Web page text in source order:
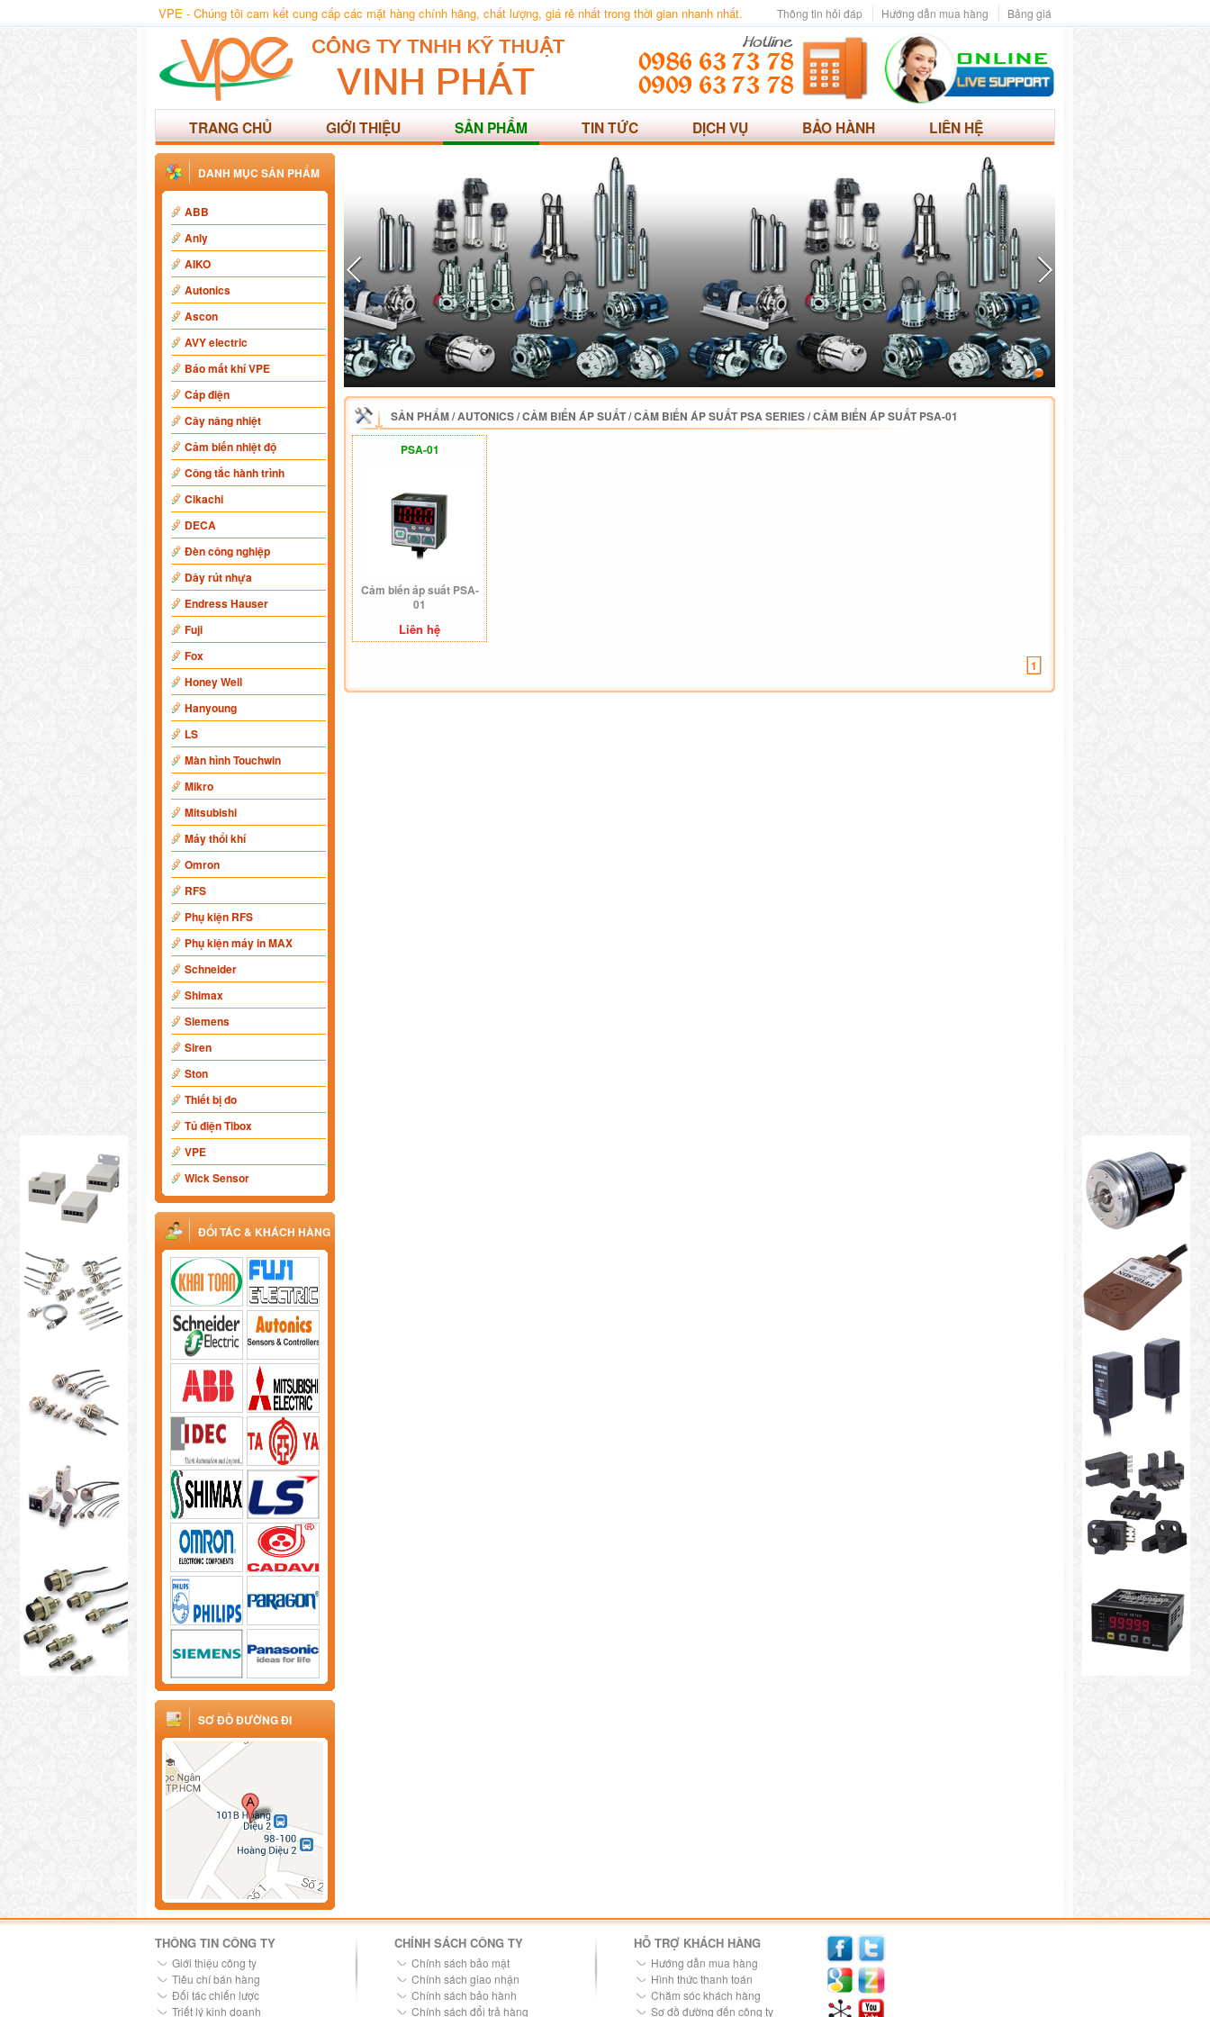
VPE - Chúng tôi cam kết cung cấp các mặt hàng chính hãng, chất lượng, giá rẻ nhất trong thời gian nhanh nhất. Bảng giá
Hướng dẫn mua hàng
Thông tin hỏi đáp
TRANG CHỦ GIỚI THIỆU SẢN PHẨM TIN TỨC DỊCH VỤ BẢO HÀNH LIÊN HỆ
DANH MỤC SẢN PHẨM
ABB
Anly
AIKO
Autonics
Ascon
AVY electric
Báo mất khí VPE
Cáp điện
Cây nâng nhiệt
Cảm biến nhiệt độ
Công tắc hành trình
Cikachi
DECA
Đèn công nghiệp
Dây rút nhựa
Endress Hauser
Fuji
Fox
Honey Well
Hanyoung
LS
Màn hình Touchwin
Mikro
Mitsubishi
Máy thổi khí
Omron
RFS
Phụ kiện RFS
Phụ kiện máy in MAX
Schneider
Shimax
Siemens
Siren
Ston
Thiết bị đo
Tủ điện Tibox
VPE
Wick Sensor
ĐỐI TÁC & KHÁCH HÀNG
SƠ ĐỒ ĐƯỜNG ĐI
SẢN PHẨM/AUTONICS/CẢM BIẾN ÁP SUẤT/CẢM BIẾN ÁP SUẤT PSA SERIES/CẢM BIẾN ÁP SUẤT PSA-01
PSA-01
Cảm biến áp suất PSA-
01
Liên hệ
1
THÔNG TIN CÔNG TY
Giới thiệu công ty
Tiêu chí bán hàng
Đối tác chiến lược
Triết lý kinh doanh
CHÍNH SÁCH CÔNG TY
Chính sách bảo mật
Chính sách giao nhận
Chính sách bảo hành
Chính sách đổi trả hàng
HỖ TRỢ KHÁCH HÀNG
Hướng dẫn mua hàng
Hình thức thanh toán
Chăm sóc khách hàng
Sơ đồ đường đến công ty